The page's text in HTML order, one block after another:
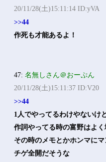
20/11/28(土)15:11:14 ID:yVA
>>44
作死も才能あるよ！
47:名無しさん＠おーぷん
20/11/28(土)15:11:37 ID:V20
>>44
1人でやってるわけやないけ
作詞やってる時の富野はよ
その時のメモとかホンマに
チゲ全開だそうな